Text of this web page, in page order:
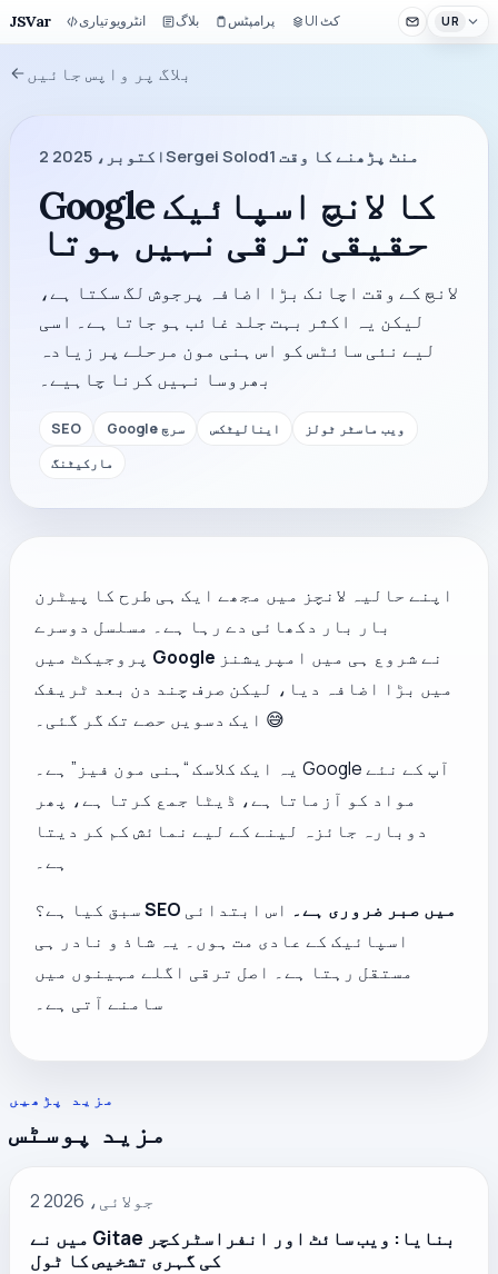
JSVar انٹرویو تیاری بلاگ پرامپٹس UI کٹ UR
بلاگ پر واپس جائیں
2 اکتوبر، 2025Sergei Solod1 منٹ پڑھنے کا وقت
Google کا لانچ اسپائیک
حقیقی ترقی نہیں ہوتا
لانچ کے وقت اچانک بڑا اضافہ پرجوش لگ سکتا ہے،
لیکن یہ اکثر بہت جلد غائب ہو جاتا ہے۔ اسی
لیے نئی سائٹس کو اس ہنی مون مرحلے پر زیادہ
بھروسا نہیں کرنا چاہیے۔
SEO Google سرچ اینالیٹکس
ویب ماسٹر ٹولز
مارکیٹنگ
اپنے حالیہ لانچز میں مجھے ایک ہی طرح کا پیٹرن
بار بار دکھائی دے رہا ہے۔ مسلسل دوسرے
Google
میں بڑا اضافہ دیا، لیکن صرف چند دن بعد ٹریفک
ایک دسویں حصے تک گر گئی۔ 😅
یہ ایک کلاسک “ہنی مون فیز” ہے۔ Google آپ کے نئے
مواد کو آزماتا ہے، ڈیٹا جمع کرتا ہے، پھر
دوبارہ جائزہ لینے کے لیے نمائش کم کر دیتا
ہے۔
سبق کیا ہے؟
SEO میں صبر ضروری ہے۔ اس ابتدائی
اسپائیک کے عادی مت ہوں۔ یہ شاذ و نادر ہی
مستقل رہتا ہے۔ اصل ترقی اگلے مہینوں میں
سامنے آتی ہے۔
مزید پڑھیں
مزید پوسٹس
2 جولائی، 2026
میں نے Gitae بنایا: ویب سائٹ اور انفراسٹرکچر
کی گہری تشخیص کا ٹول